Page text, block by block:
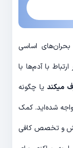
اساسی
با آدم‌ها با
میکندیا چگونه
شده‌اید. کمک
و تخصص کافی